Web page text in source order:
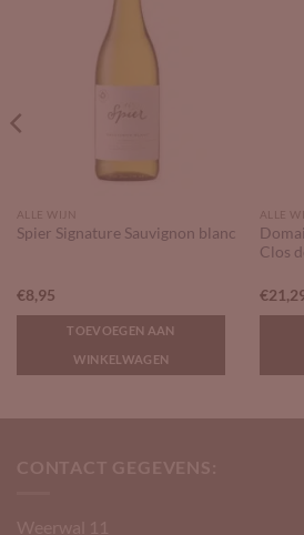
ALLE WIJN
Spier Signature Sauvignon blanc
€8,95
TOEVOEGEN AAN
WINKELWAGEN
ALLE
Clos
€